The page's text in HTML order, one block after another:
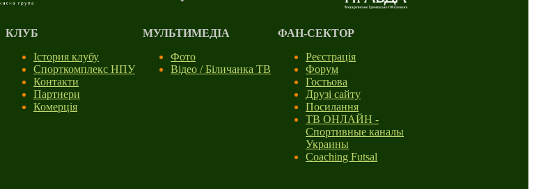
КЛУБ
Істория клубу
Спорткомплекс НПУ
Контакти
Партнери
Комерція
МУЛЬТИМЕДІА
Фото
Відео / Біличанка ТВ
ФАН-СЕКТОР
Реєстрація
Форум
Гостьова
Друзі сайту
Посилання
ТВ ОНЛАЙН -
Спортивные каналы
Украины
Coaching Futsal